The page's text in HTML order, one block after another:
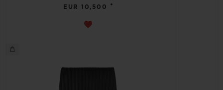
EUR 10,500 •